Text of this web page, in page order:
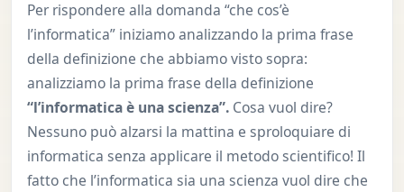
Per rispondere alla domanda “che cos’è
l’informatica” iniziamo analizzando la prima frase
della definizione che abbiamo visto sopra:
analizziamo la prima frase della definizione
“l’informatica è una scienza”.Cosa vuol dire?
Nessuno può alzarsi la mattina e sproloquiare di
informatica senza applicare il metodo scientifico! Il
fatto che l’informatica sia una scienza vuol dire che